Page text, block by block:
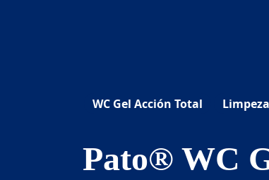
WC Gel Acción Total
Pato® WC